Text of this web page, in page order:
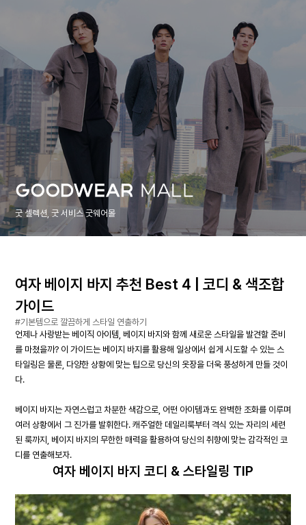
굿 셀렉션, 굿 서비스 굿웨어몰
여자 베이지 바지 추천 Best 4 | 코디 & 색조합
가이드
#기본템으로 깔끔하게 스타일 연출하기
언제나 사랑받는 베이직 아이템, 베이지 바지와 함께 새로운 스타일을 발견할 준비
를 마쳤을까? 이 가이드는 베이지 바지를 활용해 일상에서 쉽게 시도할 수 있는 스
타일링은 물론, 다양한 상황에 맞는 팁으로 당신의 옷장을 더욱 풍성하게 만들 것이
다.
베이지 바지는 자연스럽고 차분한 색감으로, 어떤 아이템과도 완벽한 조화를 이루며
여러 상황에서 그 진가를 발휘한다. 캐주얼한 데일리룩부터 격식 있는 자리의 세련
된 룩까지, 베이지 바지의 무한한 매력을 활용하여 당신의 취향에 맞는 감각적인 코
디를 연출해보자.
여자 베이지 바지 코디 & 스타일링 TIP